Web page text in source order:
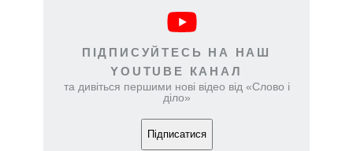
ПІДПИСУЙТЕСЬ НА НАШ
YOUTUBE КАНАЛ
та дивіться першими нові відео від «Слово і
діло»
Підписатися